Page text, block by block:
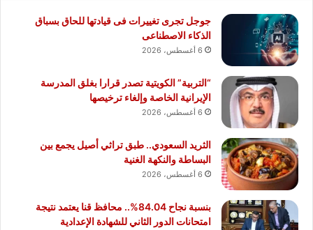
جوجل تجرى تغييرات فى قيادتها للحاق بسباق
الذكاء الاصطناعى
6 أغسطس، 2026
“التربية” الكويتية تصدر قرارا بغلق المدرسة
الإيرانية الخاصة وإلغاء ترخيصها
6 أغسطس، 2026
الثريد السعودي.. طبق تراثي أصيل يجمع بين
البساطة والنكهة الغنية
6 أغسطس، 2026
بنسبة نجاح 84.04%.. محافظ قنا يعتمد نتيجة
امتحانات الدور الثاني للشهادة الإعدادية